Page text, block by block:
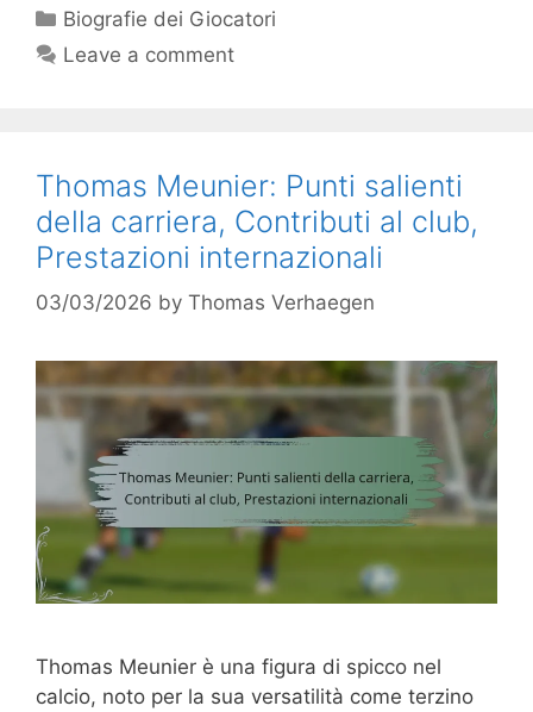
Categories
Biografie dei Giocatori
Leave a comment
Thomas Meunier: Punti salienti
della carriera, Contributi al club,
Prestazioni internazionali
03/03/2026 by Thomas Verhaegen
Thomas Meunier è una figura di spicco nel
calcio, noto per la sua versatilità come terzino